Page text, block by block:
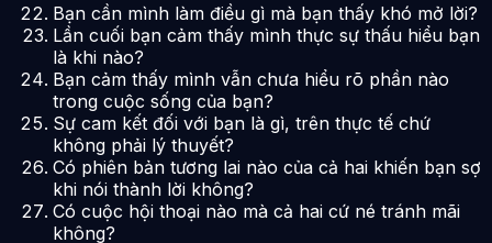
Bạn cần mình làm điều gì mà bạn thấy khó mở lời?
Lần cuối bạn cảm thấy mình thực sự thấu hiểu bạn
là khi nào?
Bạn cảm thấy mình vẫn chưa hiểu rõ phần nào
trong cuộc sống của bạn?
Sự cam kết đối với bạn là gì, trên thực tế chứ
không phải lý thuyết?
Có phiên bản tương lai nào của cả hai khiến bạn sợ
khi nói thành lời không?
Có cuộc hội thoại nào mà cả hai cứ né tránh mãi
không?